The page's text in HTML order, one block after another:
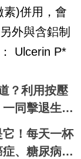
素)併用，會
外與含鋁制
Ulcerin P*
？利用按壓
同擊退生
！每天一杯
、糖尿病不